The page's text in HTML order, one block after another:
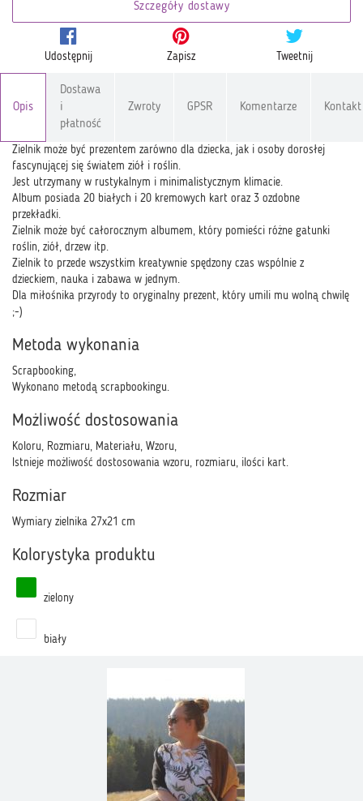
Szczegóły dostawy
Udostępnij Zapisz Tweetnij
Opis
Dostawa
i
płatność
Zwroty GPSR Komentarze Kontakt
Zielnik może być prezentem zarówno dla dziecka, jak i osoby dorosłej
fascynującej się światem ziół i roślin.
Jest utrzymany w rustykalnym i minimalistycznym klimacie.
Album posiada 20 białych i 20 kremowych kart oraz 3 ozdobne
przekładki.
Zielnik może być całorocznym albumem, który pomieści różne gatunki
roślin, ziół, drzew itp.
Zielnik to przede wszystkim kreatywnie spędzony czas wspólnie z
dzieckiem, nauka i zabawa w jednym.
Dla miłośnika przyrody to oryginalny prezent, który umili mu wolną chwilę
;-)
Metoda wykonania
Scrapbooking,
Wykonano metodą scrapbookingu.
Możliwość dostosowania
Koloru, Rozmiaru, Materiału, Wzoru,
Istnieje możliwość dostosowania wzoru, rozmiaru, ilości kart.
Rozmiar
Wymiary zielnika 27x21 cm
Kolorystyka produktu
zielony
biały